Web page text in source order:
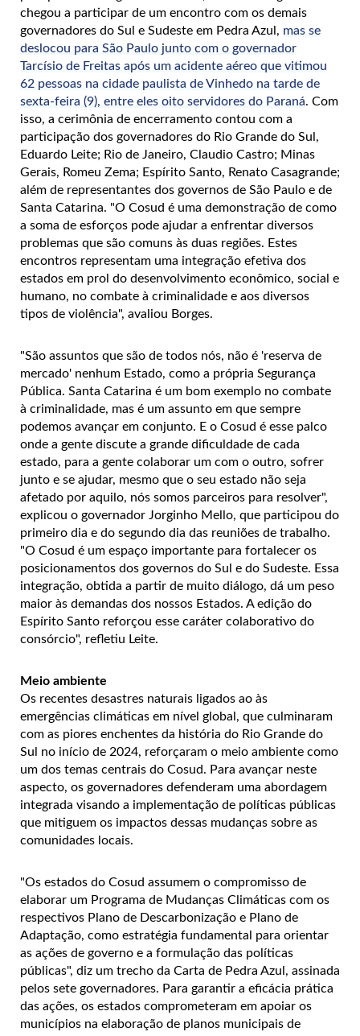
chegou a participar de um encontro com os demais
governadores do Sul e Sudeste em Pedra Azul, mas se
deslocou para São Paulo junto com o governador
Tarcísio de Freitas após um acidente aéreo que vitimou
62 pessoas na cidade paulista de Vinhedo na tarde de
sexta-feira (9), entre eles oito servidores do Paraná. Com
isso, a cerimônia de encerramento contou com a
participação dos governadores do Rio Grande do Sul,
Eduardo Leite; Rio de Janeiro, Claudio Castro; Minas
Gerais, Romeu Zema; Espírito Santo, Renato Casagrande;
além de representantes dos governos de São Paulo e de
Santa Catarina. "O Cosud é uma demonstração de como
a soma de esforços pode ajudar a enfrentar diversos
problemas que são comuns às duas regiões. Estes
encontros representam uma integração efetiva dos
estados em prol do desenvolvimento econômico, social e
humano, no combate à criminalidade e aos diversos
tipos de violência", avaliou Borges.
"São assuntos que são de todos nós, não é 'reserva de
mercado' nenhum Estado, como a própria Segurança
Pública. Santa Catarina é um bom exemplo no combate
à criminalidade, mas é um assunto em que sempre
podemos avançar em conjunto. E o Cosud é esse palco
onde a gente discute a grande dificuldade de cada
estado, para a gente colaborar um com o outro, sofrer
junto e se ajudar, mesmo que o seu estado não seja
afetado por aquilo, nós somos parceiros para resolver",
explicou o governador Jorginho Mello, que participou do
primeiro dia e do segundo dia das reuniões de trabalho.
"O Cosud é um espaço importante para fortalecer os
posicionamentos dos governos do Sul e do Sudeste. Essa
integração, obtida a partir de muito diálogo, dá um peso
maior às demandas dos nossos Estados. A edição do
Espírito Santo reforçou esse caráter colaborativo do
consórcio", refletiu Leite.
Meio ambiente
Os recentes desastres naturais ligados ao às
emergências climáticas em nível global, que culminaram
com as piores enchentes da história do Rio Grande do
Sul no início de 2024, reforçaram o meio ambiente como
um dos temas centrais do Cosud. Para avançar neste
aspecto, os governadores defenderam uma abordagem
integrada visando a implementação de políticas públicas
que mitiguem os impactos dessas mudanças sobre as
comunidades locais.
"Os estados do Cosud assumem o compromisso de
elaborar um Programa de Mudanças Climáticas com os
respectivos Plano de Descarbonização e Plano de
Adaptação, como estratégia fundamental para orientar
as ações de governo e a formulação das políticas
públicas", diz um trecho da Carta de Pedra Azul, assinada
pelos sete governadores. Para garantir a eficácia prática
das ações, os estados comprometeram em apoiar os
municípios na elaboração de planos municipais de